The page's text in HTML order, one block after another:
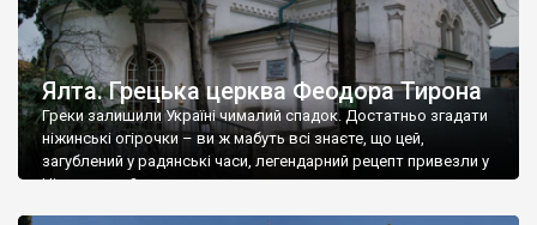
Ялта. Грецька церква Феодора Тирона
Греки залишили Україні чималий спадок. Достатньо згадати
ніжинські огірочки – ви ж мабуть всі знаєте, що цей,
загублений у радянські часи, легендарний рецепт привезли у
Ніжин греки?